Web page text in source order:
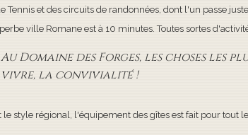
Tennis et des circuits de randonnées, dont l'un passe
ville Romane est à 10 minutes. Toutes sortes
Au Domaine des Forges, les choses les
vivre, la convivialité !
le style régional, l'équipement des gîtes est fait pour tout